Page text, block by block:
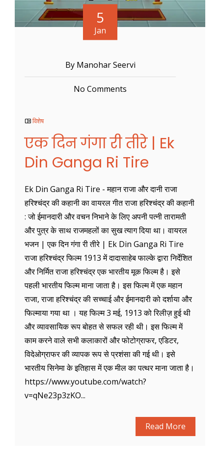
5
Jan
By Manohar Seervi
No Comments
विशेष
एक दिन गंगा री तीरे | Ek
Din Ganga Ri Tire
Ek Din Ganga Ri Tire - महान राजा और दानी राजा
हरिश्चंद्र की कहानी का वायरल गीत राजा हरिश्चंद्र की कहानी
: जो ईमानदारी और वचन निभाने के लिए अपनी पत्नी तारामती
और पुत्र के साथ राजमहलों का सुख त्याग दिया था। वायरल
भजन | एक दिन गंगा री तीरे | Ek Din Ganga Ri Tire
राजा हरिश्चंद्र फिल्म 1913 में दादासाहेब फाल्के द्वारा निर्देशित
और निर्मित राजा हरिश्चंद्र एक भारतीय मूक फिल्म है। इसे
पहली भारतीय फिल्म माना जाता है। इस फिल्म में एक महान
राजा, राजा हरिश्चंद्र की सच्चाई और ईमानदारी को दर्शाया और
फिल्माया गया था । यह फिल्म 3 मई, 1913 को रिलीज़ हुई थी
और व्यावसायिक रूप बोहत से सफल रही थी। इस फिल्म में
काम करने वाले सभी कलाकारों और फोटोग्राफर, एडिटर,
विदेओग्राफर की व्यापक रूप से प्रशंसा की गई थी। इसे
भारतीय सिनेमा के इतिहास में एक मील का पत्थर माना जाता है।
https://www.youtube.com/watch?
v=qNe23p3zKO...
Read More